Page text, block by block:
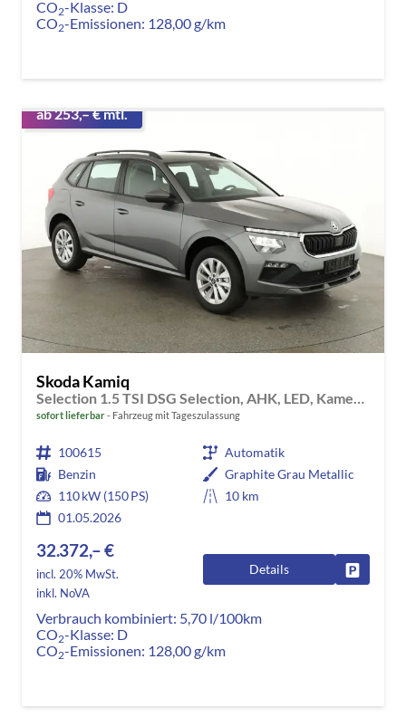
CO2-Klasse: D
CO2-Emissionen: 128,00 g/km
ab 253,– € mtl.
Skoda Kamiq
sofort lieferbar Fahrzeug mit Tageszulassung
100615
Automatik
Benzin
Graphite Grau Metallic
110 kW (150 PS)
10 km
01.05.2026
32.372,– €
incl. 20% MwSt.
inkl. NoVA
Details
Verbrauch kombiniert: 5,70 l/100km
CO2-Klasse: D
CO2-Emissionen: 128,00 g/km